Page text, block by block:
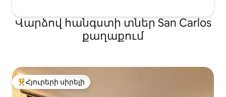
Վարձով հանգստի տներ San Carlos
քաղաքում
Հյուրերի սիրելի լավագույն տները
Հյուրերի սիրելի